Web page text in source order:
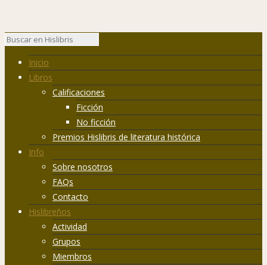
Inicio
Libros
Calificaciones
Ficción
No ficción
Premios Hislibris de literatura histórica
Info
Sobre nosotros
FAQs
Contacto
Hislibreños
Actividad
Grupos
Miembros